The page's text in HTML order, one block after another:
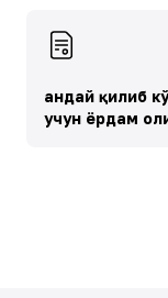
Қандай қилиб
учун ёрдам